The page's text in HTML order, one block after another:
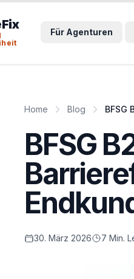
Für Agenturen
Home Blog BFSG
BFSG
30. März 2026 7 Min.